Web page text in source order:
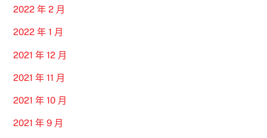
2022 年 2 月
2022 年 1 月
2021 年 12 月
2021 年 11 月
2021 年 10 月
2021 年 9 月